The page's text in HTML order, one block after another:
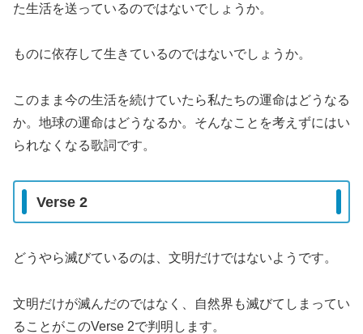
た生活を送っているのではないでしょうか。
ものに依存して生きているのではないでしょうか。
このまま今の生活を続けていたら私たちの運命はどうなる
か。地球の運命はどうなるか。そんなことを考えずにはい
られなくなる歌詞です。
Verse 2
どうやら滅びているのは、文明だけではないようです。
文明だけが滅んだのではなく、自然界も滅びてしまってい
ることがこのVerse 2で判明します。